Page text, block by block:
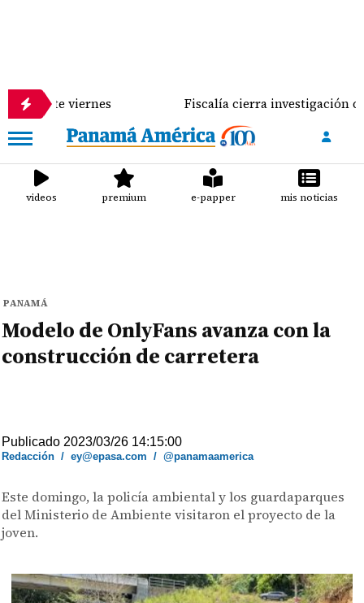
viernes Fiscalía cierra investigación contra
videos premium e-papper mis noticias
PANAMÁ
Modelo de OnlyFans avanza con la
construcción de carretera
Publicado 2023/03/26 14:15:00
Redacción /ey@epasa.com /@panamaamerica
Este domingo, la policía ambiental y los guardaparques
del Ministerio de Ambiente visitaron el proyecto de la
joven.